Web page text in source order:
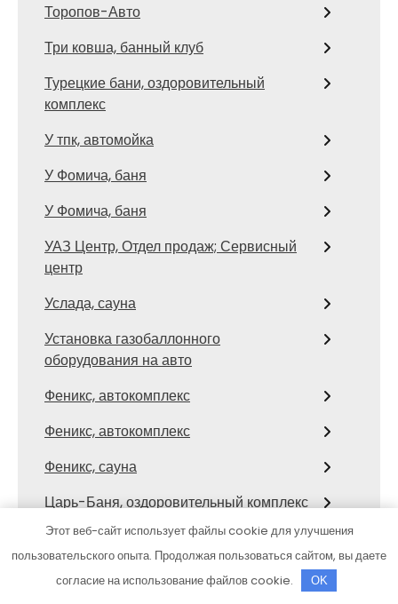
Торопов-Авто
Три ковша, банный клуб
Турецкие бани, оздоровительный
комплекс
У тпк, автомойка
У Фомича, баня
У Фомича, баня
УАЗ Центр, Отдел продаж; Сервисный
центр
Услада, сауна
Установка газобаллонного
оборудования на авто
Феникс, автокомплекс
Феникс, автокомплекс
Феникс, сауна
Царь-Баня, оздоровительный комплекс
Центр автомоечных услуг, Центр
автомоечных услуг
Этот веб-сайт использует файлы cookie для улучшения
пользовательского опыта. Продолжая пользоваться сайтом, вы даете
согласие на использование файлов cookie.
OK